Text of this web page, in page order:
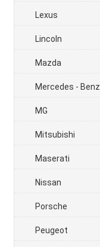
Lexus
Lincoln
Mazda
Mercedes - Benz
MG
Mitsubishi
Maserati
Nissan
Porsche
Peugeot